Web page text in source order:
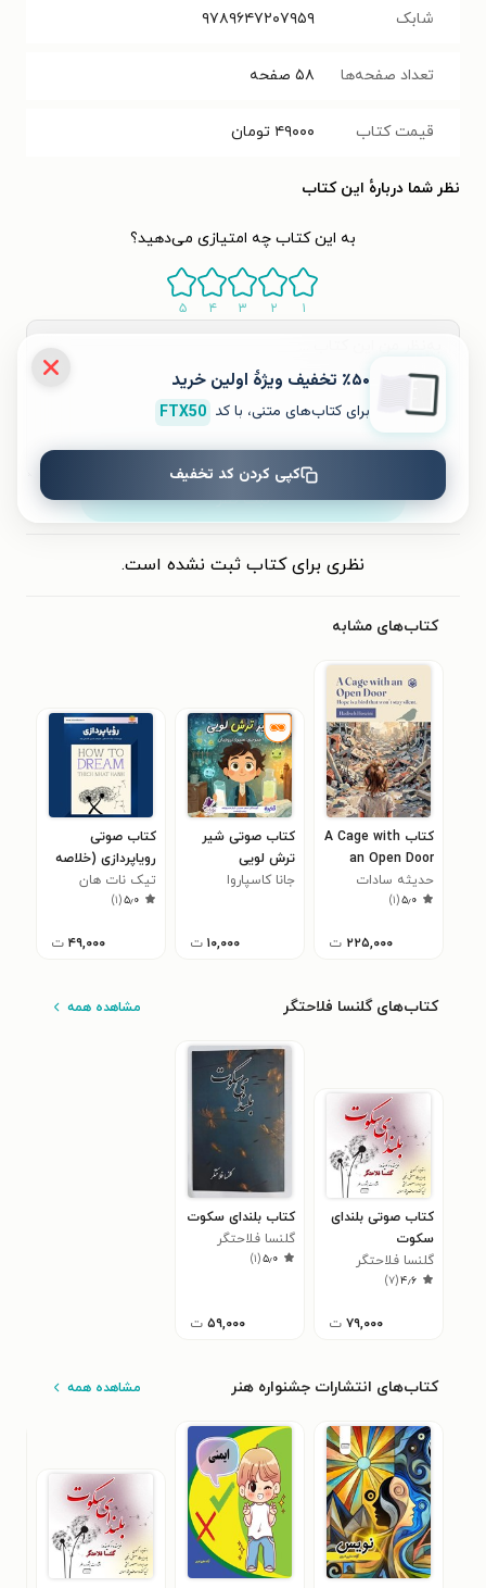
شابک ۹۷۸۹۶۴۷۲۰۷۹۵۹
تعداد صفحه‌ها ۵۸ صفحه
قیمت کتاب ۴۹۰۰۰ تومان
نظر شما دربارهٔ این کتاب
به این کتاب چه امتیازی می‌دهید؟
۱ ۲ ۳ ۴ ۵
ثبت نظر
نظری برای کتاب ثبت نشده است.
کتاب‌های مشابه
کتاب A Cage with
an Open Door
حدیثه سادات
حسینی ابراهیم آباد
۵٫۰(۱)
۲۲۵,۰۰۰ ت
کتاب صوتی شیر
ترش لویی
جانا کاسپاروا
۱۰,۰۰۰ ت
کتاب صوتی
رویاپردازی (خلاصه
کتاب)
تیک نات هان
۵٫۰(۱)
۴۹,۰۰۰ ت
کتاب‌های گلنسا فلاحتگر مشاهده همه
کتاب صوتی بلندای
سکوت
گلنسا فلاحتگر
۴٫۶(۷)
۷۹,۰۰۰ ت
کتاب بلندای سکوت
گلنسا فلاحتگر
۵٫۰(۱)
۵۹,۰۰۰ ت
کتاب‌های انتشارات جشنواره هنر مشاهده همه
٪۵۰ تخفیف ویژۀ اولین خرید
برای کتاب‌های متنی، با کد FTX50
کپی کردن کد تخفیف